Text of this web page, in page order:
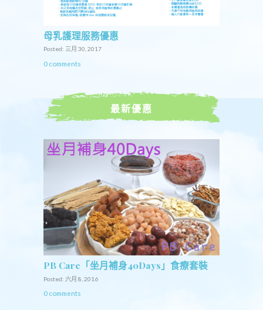
母乳護理服務優惠
Posted: 三月 30, 2017
0 comments
最新優惠
PB Care「坐月補身40Days」食療套裝
Posted: 六月 8, 2016
0 comments